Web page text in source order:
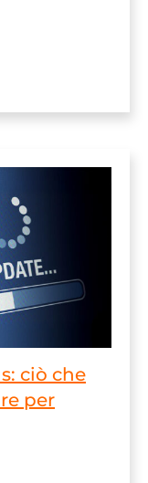
ciò che
per